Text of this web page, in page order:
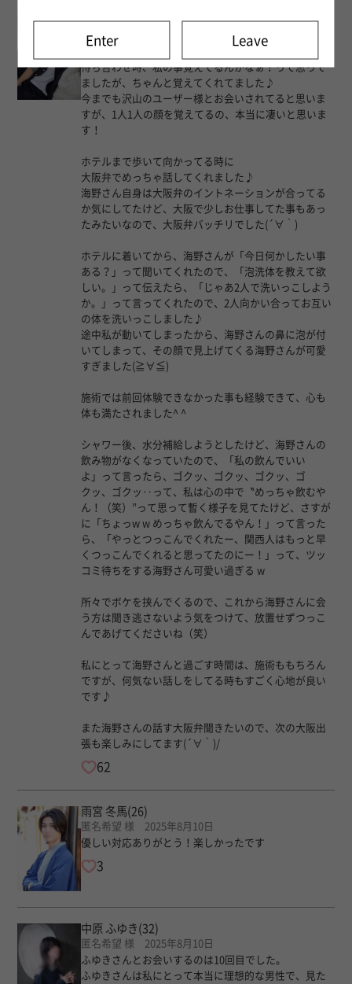
海野 一輝(31)
匿名希望 様 2025年8月11日
待ち合わせ時、私の事覚えてるんかなぁ？って思って
ましたが、ちゃんと覚えてくれてました♪
今までも沢山のユーザー様とお会いされてると思いま
すが、1人1人の顔を覚えてるの、本当に凄いと思いま
す！
ホテルまで歩いて向かってる時に
大阪弁でめっちゃ話してくれました♪
海野さん自身は大阪弁のイントネーションが合ってる
か気にしてたけど、大阪で少しお仕事してた事もあっ
たみたいなので、大阪弁バッチリでした(´∀｀)
ホテルに着いてから、海野さんが「今日何かしたい事
ある？」って聞いてくれたので、「泡洗体を教えて欲
しい。」って伝えたら、「じゃあ2人で洗いっこしよう
か。」って言ってくれたので、2人向かい合ってお互い
の体を洗いっこしました♪
途中私が動いてしまったから、海野さんの鼻に泡が付
いてしまって、その顔で見上げてくる海野さんが可愛
すぎました(≧∀≦)
施術では前回体験できなかった事も経験できて、心も
体も満たされました^ ^
シャワー後、水分補給しようとしたけど、海野さんの
飲み物がなくなっていたので、「私の飲んでいい
よ」って言ったら、ゴクッ、ゴクッ、ゴクッ、ゴ
クッ、ゴクッ‥って、私は心の中で〝めっちゃ飲むや
ん！（笑）”って思って暫く様子を見てたけど、さすが
に「ちょっw w めっちゃ飲んでるやん！」って言った
ら、「やっとつっこんでくれたー、関西人はもっと早
くつっこんでくれると思ってたのにー！」って、ツッ
コミ待ちをする海野さん可愛い過ぎる w
所々でボケを挟んでくるので、これから海野さんに会
う方は聞き逃さないよう気をつけて、放置せずつっこ
んであげてくださいね（笑）
私にとって海野さんと過ごす時間は、施術ももちろん
ですが、何気ない話しをしてる時もすごく心地が良い
です♪
また海野さんの話す大阪弁聞きたいので、次の大阪出
張も楽しみにしてます(´∀｀)/
62
雨宮 冬馬(26)
匿名希望 様 2025年8月10日
優しい対応ありがとう！楽しかったです
3
中原 ふゆき (32)
匿名希望 様 2025年8月10日
ふゆきさんとお会いするのは10回目でした。
ふゆきさんは私にとって本当に理想的な男性で、見た
Enter Leave